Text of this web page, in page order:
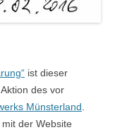
ist dieser
des vor
Münsterland
der Website